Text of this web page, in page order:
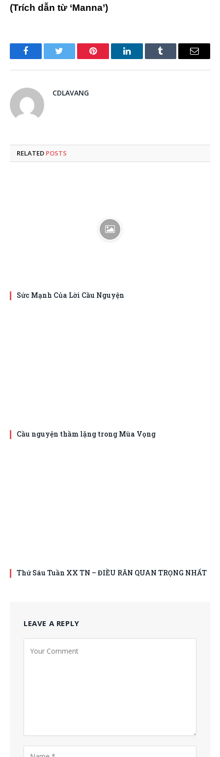
(Trích dẫn từ ‘Manna’)
FacebookTwitter Pinterest LinkedInTumblr Email
CDLAVANG
RELATED POSTS
Sức Mạnh Của Lời Cầu Nguyện
Cầu nguyện thầm lặng trong Mùa Vọng
Thứ Sáu Tuần XX TN – ĐIỀU RĂN QUAN TRỌNG NHẤT
LEAVE A REPLY